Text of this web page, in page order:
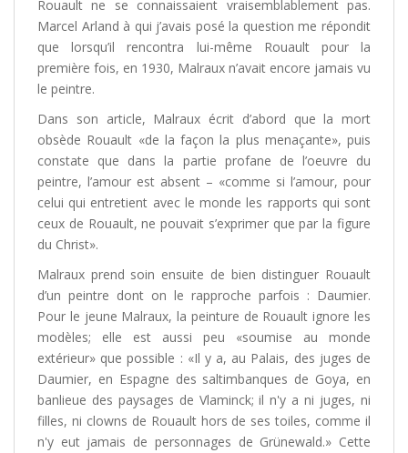
Rouault ne se connaissaient vraisemblablement pas.
Marcel Arland à qui j’avais posé la question me répondit
que lorsqu’il rencontra lui-même Rouault pour la
première fois, en 1930, Malraux n’avait encore jamais vu
le peintre.
Dans son article, Malraux écrit d’abord que la mort
obsède Rouault «de la façon la plus menaçante», puis
constate que dans la partie profane de l’oeuvre du
peintre, l’amour est absent ­– «comme si l’amour, pour
celui qui entretient avec le monde les rapports qui sont
ceux de Rouault, ne pouvait s’exprimer que par la figure
du Christ».
Malraux prend soin ensuite de bien distinguer Rouault
d’un peintre dont on le rapproche parfois : Daumier.
Pour le jeune Malraux, la peinture de Rouault ignore les
modèles; elle est aussi peu «soumise au monde
extérieur» que possible : «Il y a, au Palais, des juges de
Daumier, en Espagne des saltimbanques de Goya, en
banlieue des paysages de Vlaminck; il n'y a ni juges, ni
filles, ni clowns de Rouault hors de ses toiles, comme il
n'y eut jamais de personnages de Grünewald.» Cette